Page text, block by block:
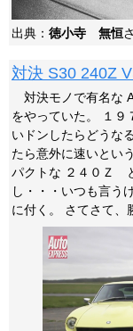
出典： 徳小寺 無恒
対決 S30 240Z
対決モノで有名な
をやっていた。 １
いドンしたらどうな
たら意外に速いとい
パクトな ２４０Ｚ
し・・・いつも言う
に付く。 さてさて、